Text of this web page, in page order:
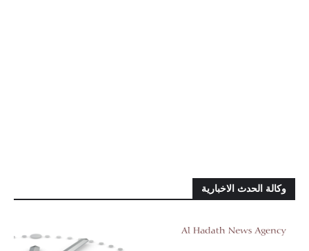
وكالة الحدث الاخبارية